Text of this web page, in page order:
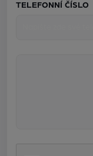
TELEFONNÍ ČÍSLO